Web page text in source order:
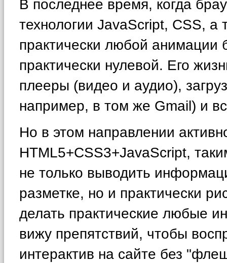
В последнее время, когда
технологии JavaScript, CSS,
практически любой анимации
практически нулевой. Его
плееры (видео и аудио),
например, в том же Gmail) и
Но в этом направлении
HTML5+CSS3+JavaScript,
не только выводить
разметке, но и практически
делать практические любые
вижу препятствий, чтобы
интерактив на сайте без